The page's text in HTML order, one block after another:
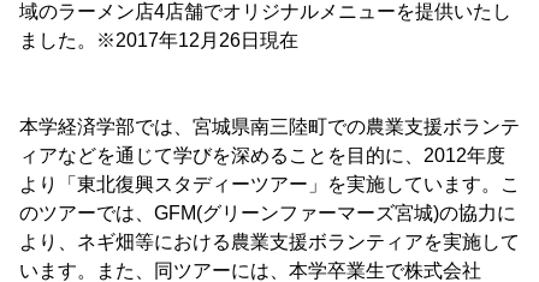
域のラーメン店4店舗でオリジナルメニューを提供いたし
ました。※2017年12月26日現在
本学経済学部では、宮城県南三陸町での農業支援ボランテ
ィアなどを通じて学びを深めることを目的に、2012年度
より「東北復興スタディーツアー」を実施しています。こ
のツアーでは、GFM(グリーンファーマーズ宮城)の協力に
より、ネギ畑等における農業支援ボランティアを実施して
います。また、同ツアーには、本学卒業生で株式会社